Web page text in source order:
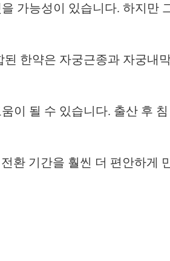
가능성이 있습니다. 하지만
한약은 자궁근종과 자궁내
이 될 수 있습니다. 출산 후
환 기간을 훨씬 더 편안하게